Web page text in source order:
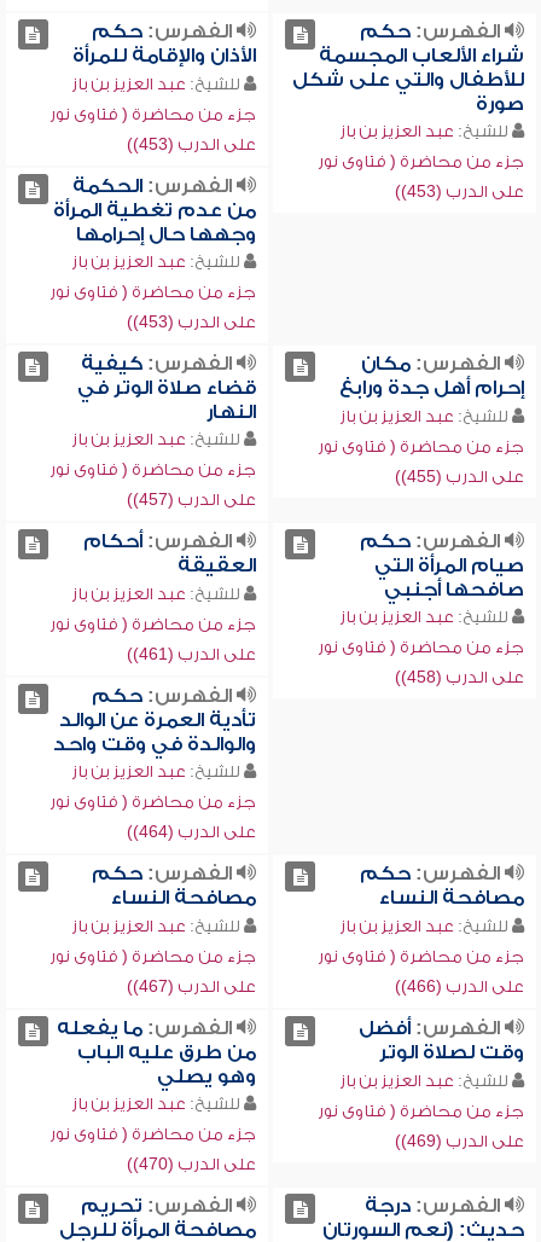
الفهرس:حكم
شراء الألعاب المجسمة
للأطفال والتي على شكل
صورة
للشيخ: عبد العزيز بن باز
جزء من محاضرة ( فتاوى نور
على الدرب (453))
الفهرس:حكم
الأذان والإقامة للمرأة
للشيخ: عبد العزيز بن باز
جزء من محاضرة ( فتاوى نور
على الدرب (453))
الفهرس:الحكمة
من عدم تغطية المرأة
وجهها حال إحرامها
للشيخ: عبد العزيز بن باز
جزء من محاضرة ( فتاوى نور
على الدرب (453))
الفهرس:مكان
إحرام أهل جدة ورابغ
للشيخ: عبد العزيز بن باز
جزء من محاضرة ( فتاوى نور
على الدرب (455))
الفهرس:كيفية
قضاء صلاة الوتر في
النهار
للشيخ: عبد العزيز بن باز
جزء من محاضرة ( فتاوى نور
على الدرب (457))
الفهرس:حكم
صيام المرأة التي
صافحها أجنبي
للشيخ: عبد العزيز بن باز
جزء من محاضرة ( فتاوى نور
على الدرب (458))
الفهرس:أحكام
العقيقة
للشيخ: عبد العزيز بن باز
جزء من محاضرة ( فتاوى نور
على الدرب (461))
الفهرس:حكم
تأدية العمرة عن الوالد
والوالدة في وقت واحد
للشيخ: عبد العزيز بن باز
جزء من محاضرة ( فتاوى نور
على الدرب (464))
الفهرس:حكم
مصافحة النساء
للشيخ: عبد العزيز بن باز
جزء من محاضرة ( فتاوى نور
على الدرب (466))
الفهرس:حكم
مصافحة النساء
للشيخ: عبد العزيز بن باز
جزء من محاضرة ( فتاوى نور
على الدرب (467))
الفهرس:أفضل
وقت لصلاة الوتر
للشيخ: عبد العزيز بن باز
جزء من محاضرة ( فتاوى نور
على الدرب (469))
الفهرس:ما يفعله
من طرق عليه الباب
وهو يصلي
للشيخ: عبد العزيز بن باز
جزء من محاضرة ( فتاوى نور
على الدرب (470))
الفهرس:درجة
حديث: (نعم السورتان
الفهرس: تحريم
مصافحة المرأة للرجل